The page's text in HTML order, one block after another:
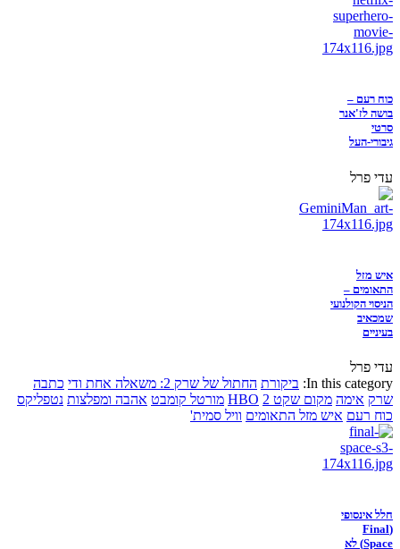
כוח רעם –
בושה לז'אנר
סרטי
גיבורי-העל
עדי פרל
איש מזל
התאומים –
הניסוי הקולנועי
שמכאיב
בעיניים
עדי פרל
In this category: ביקורת החתול של שרק 2: משאלה אחת ודי
כתבה
שרק אימה מקום שקט 2 HBO מורטל קומבט אהבה ומפלצות נטפליקס
כוח רעם איש מזל התאומים וויל סמית'
חלל אינסופי
(Final
Space) לא